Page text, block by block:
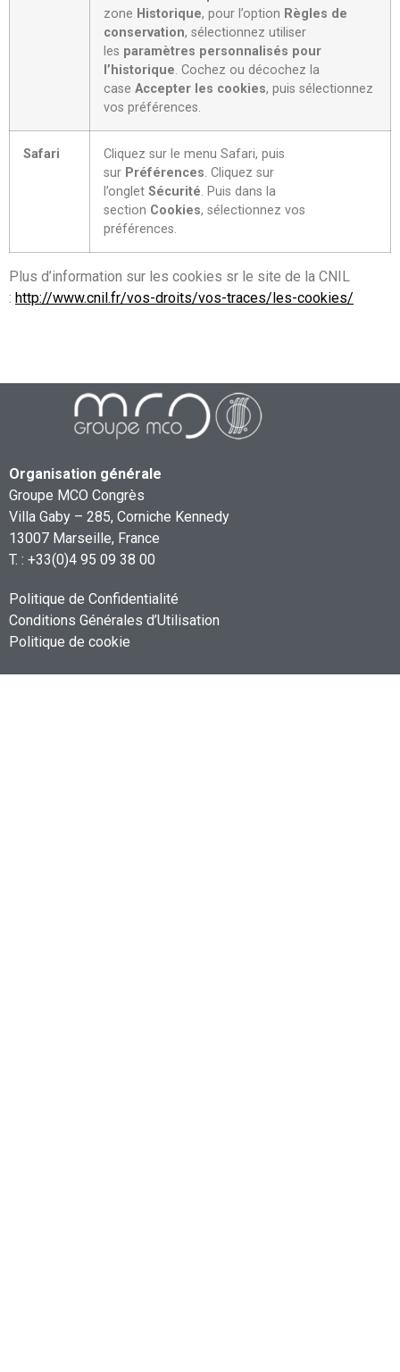
zone Historique, pour l’option Règles de
conservation, sélectionnez utiliser
les paramètres personnalisés pour
l’historique. Cochez ou décochez la
case Accepter les cookies, puis sélectionnez
vos préférences.
Safari
Cliquez sur le menu Safari, puis
sur Préférences. Cliquez sur
l’onglet Sécurité. Puis dans la
section Cookies, sélectionnez vos
préférences.
Plus d’information sur les cookies sr le site de la CNIL
: http://www.cnil.fr/vos-droits/vos-traces/les-cookies/
Organisation générale
Groupe MCO Congrès
Villa Gaby – 285, Corniche Kennedy
13007 Marseille, France
T. : +33(0)4 95 09 38 00
Politique de Confidentialité
Conditions Générales d’Utilisation
Politique de cookie